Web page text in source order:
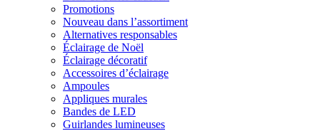
Promotions
Nouveau dans l’assortiment
Alternatives responsables
Éclairage de Noël
Éclairage décoratif
Accessoires d’éclairage
Ampoules
Appliques murales
Bandes de LED
Guirlandes lumineuses